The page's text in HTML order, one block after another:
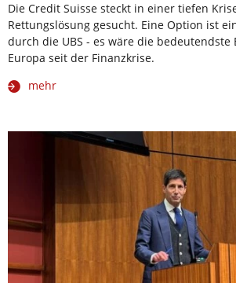
Die Credit Suisse steckt in einer tiefen
Rettungslösung gesucht. Eine Option ist
durch die UBS - es wäre die bedeutendste
Europa seit der Finanzkrise.
mehr